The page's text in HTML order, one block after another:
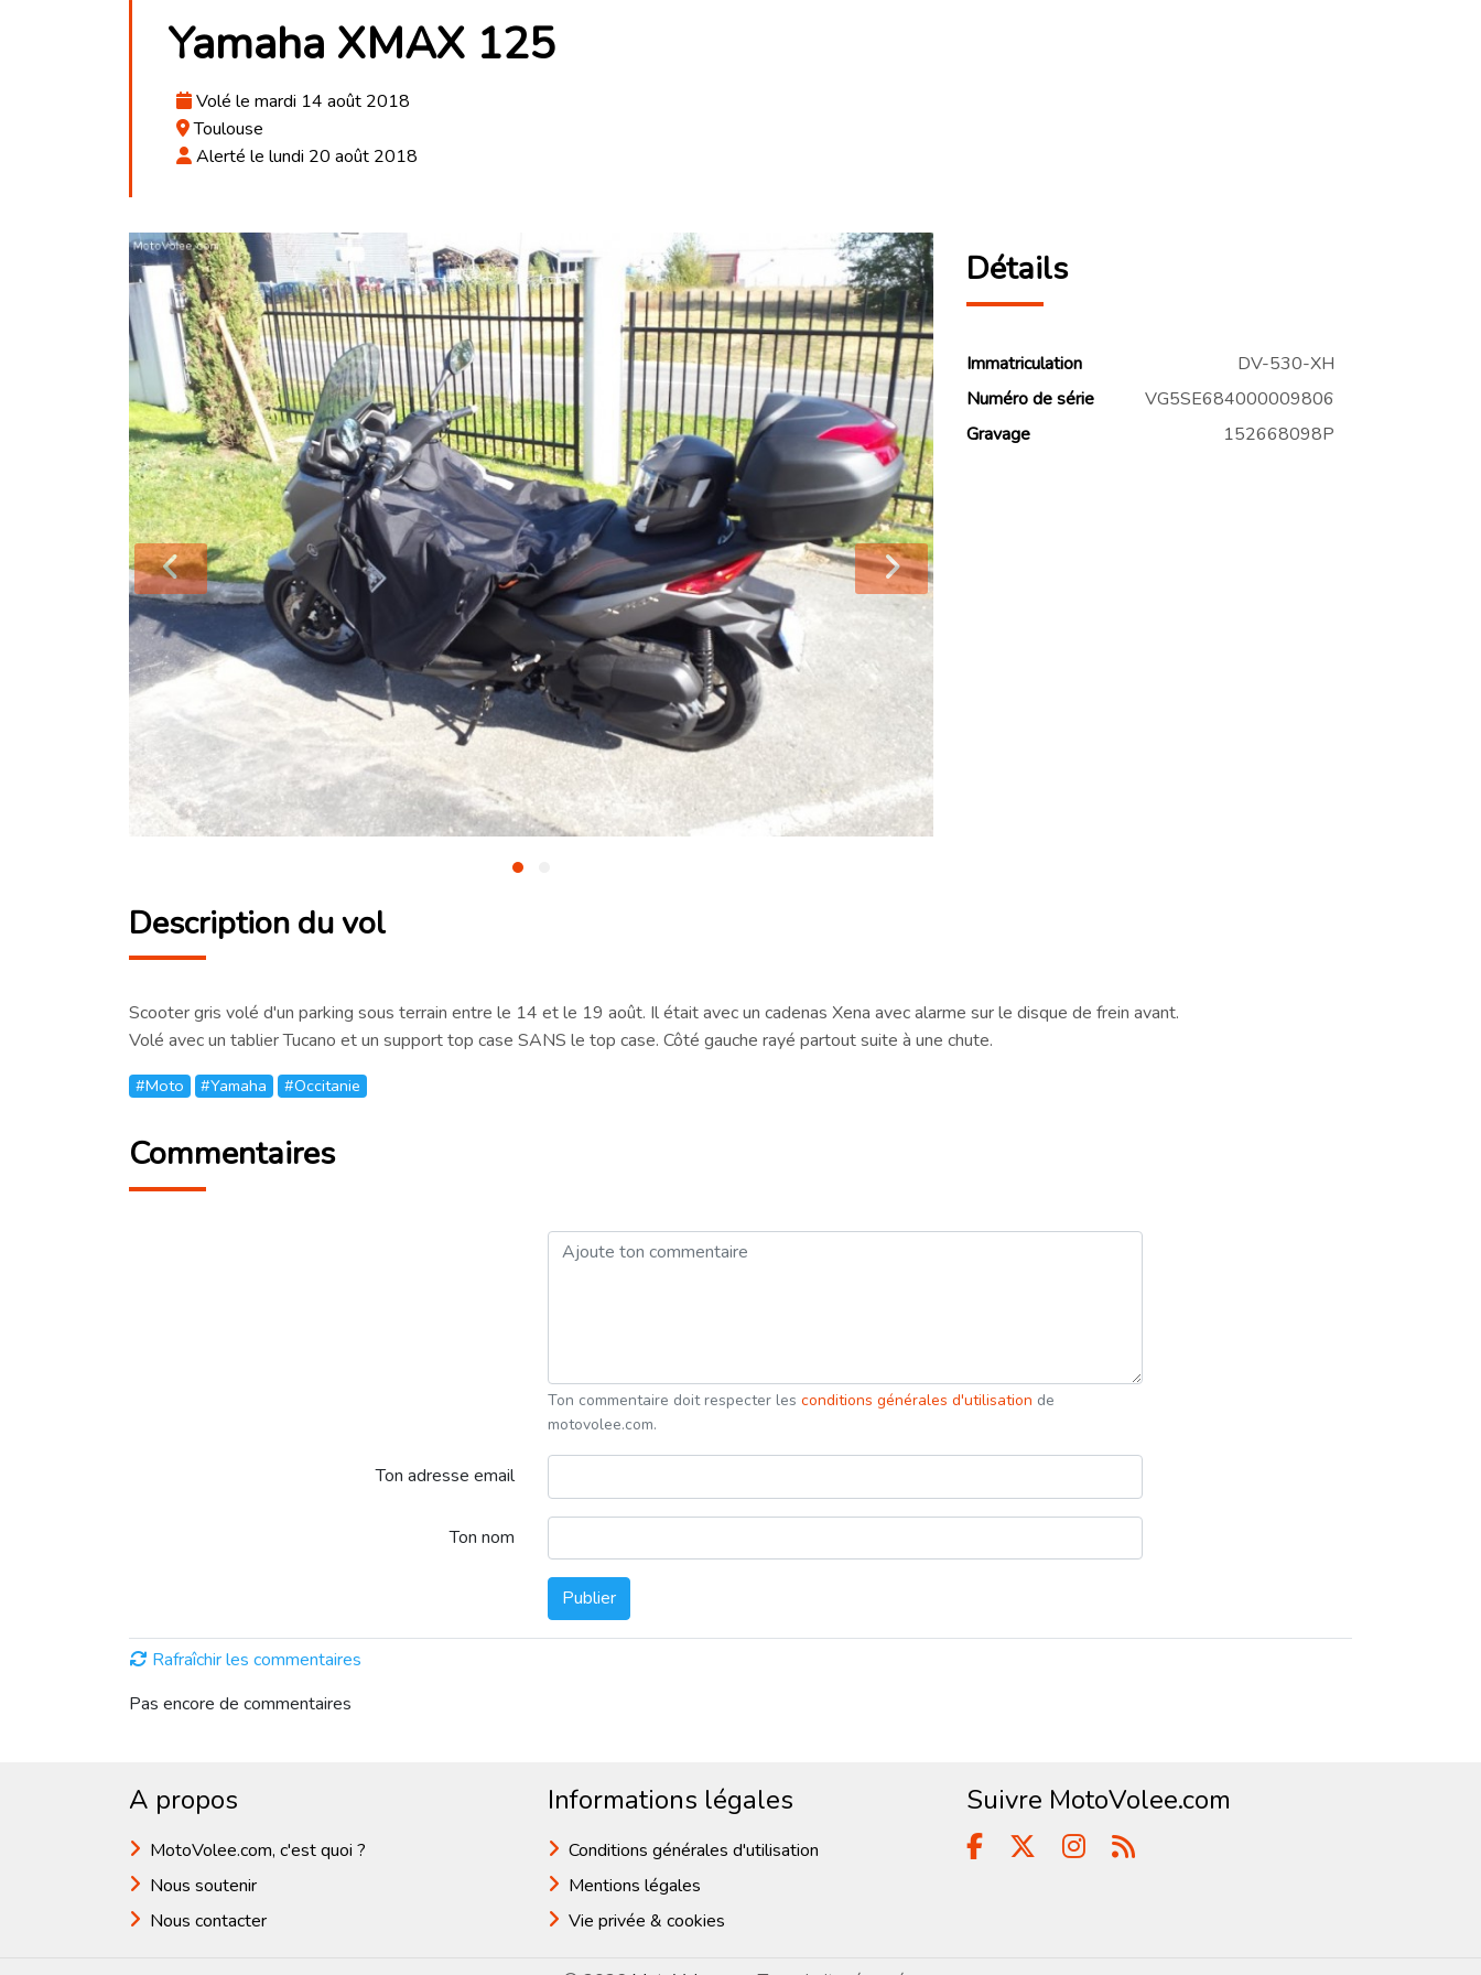
Yamaha XMAX 125
Volé le mardi 14 août 2018
Toulouse
Alerté le lundi 20 août 2018
Détails
Immatriculation
DV-530-XH
Numéro de série
VG5SE684000009806
Gravage
152668098P
Description du vol
Scooter gris volé d'un parking sous terrain entre le 14 et le 19 août. Il était avec un cadenas Xena avec alarme sur le disque de frein avant.
Volé avec un tablier Tucano et un support top case SANS le top case. Côté gauche rayé partout suite à une chute.
#Moto #Yamaha #Occitanie
Commentaires
Ton commentaire doit respecter les conditions générales d'utilisation de
motovolee.com.
Ton adresse email
Ton nom
Publier
Rafraîchir les commentaires
Pas encore de commentaires
A propos
MotoVolee.com, c'est quoi ?
Nous soutenir
Nous contacter
Informations légales
Conditions générales d'utilisation
Mentions légales
Vie privée & cookies
Suivre MotoVolee.com